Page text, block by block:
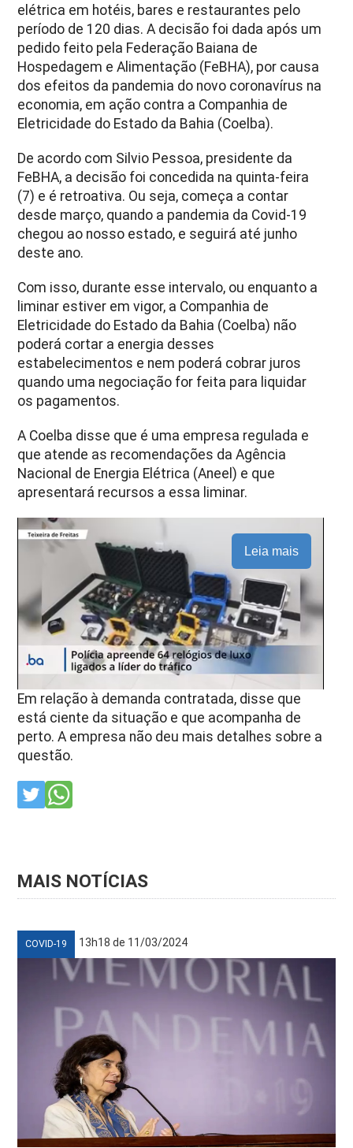
elétrica em hotéis, bares e restaurantes pelo
período de 120 dias. A decisão foi dada após um
pedido feito pela Federação Baiana de
Hospedagem e Alimentação (FeBHA), por causa
dos efeitos da pandemia do novo coronavírus na
economia, em ação contra a Companhia de
Eletricidade do Estado da Bahia (Coelba).
De acordo com Silvio Pessoa, presidente da
FeBHA, a decisão foi concedida na quinta-feira
(7) e é retroativa. Ou seja, começa a contar
desde março, quando a pandemia da Covid-19
chegou ao nosso estado, e seguirá até junho
deste ano.
Com isso, durante esse intervalo, ou enquanto a
liminar estiver em vigor, a Companhia de
Eletricidade do Estado da Bahia (Coelba) não
poderá cortar a energia desses
estabelecimentos e nem poderá cobrar juros
quando uma negociação for feita para liquidar
os pagamentos.
A Coelba disse que é uma empresa regulada e
que atende as recomendações da Agência
Nacional de Energia Elétrica (Aneel) e que
apresentará recursos a essa liminar.
Leia mais
Em relação à demanda contratada, disse que
está ciente da situação e que acompanha de
perto. A empresa não deu mais detalhes sobre a
questão.
MAIS NOTÍCIAS
COVID-19 13h18 de 11/03/2024